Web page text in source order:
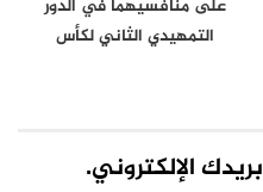
على منافسيهما في الدور
التمهيدي الثاني لكأس
الإلكتروني.